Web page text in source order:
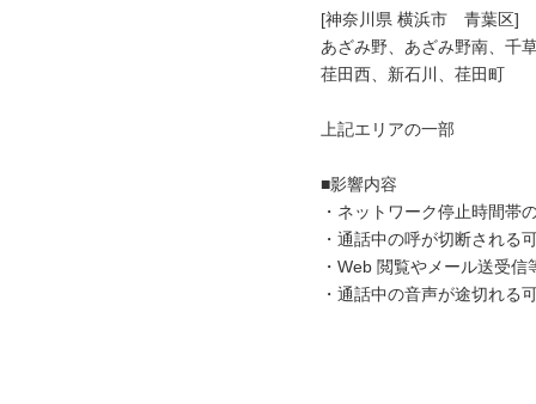
[神奈川県 横浜市　青葉区]
あざみ野、あざみ野南、千
荏田西、新石川、荏田町
上記エリアの一部
■影響内容
・ネットワーク停止時間帯
・通話中の呼が切断される
・Web 閲覧やメール送受
・通話中の音声が途切れる